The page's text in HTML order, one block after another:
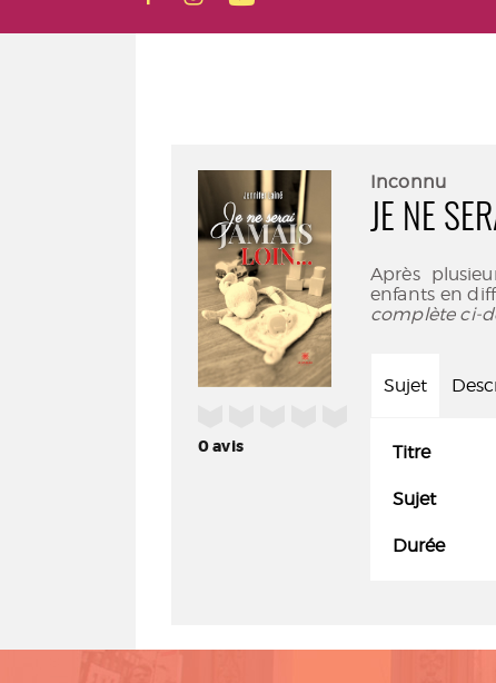
0avis
Inconnu
JE NE
Après
enfants en
complète ci-
Sujet
Titre
Sujet
Durée